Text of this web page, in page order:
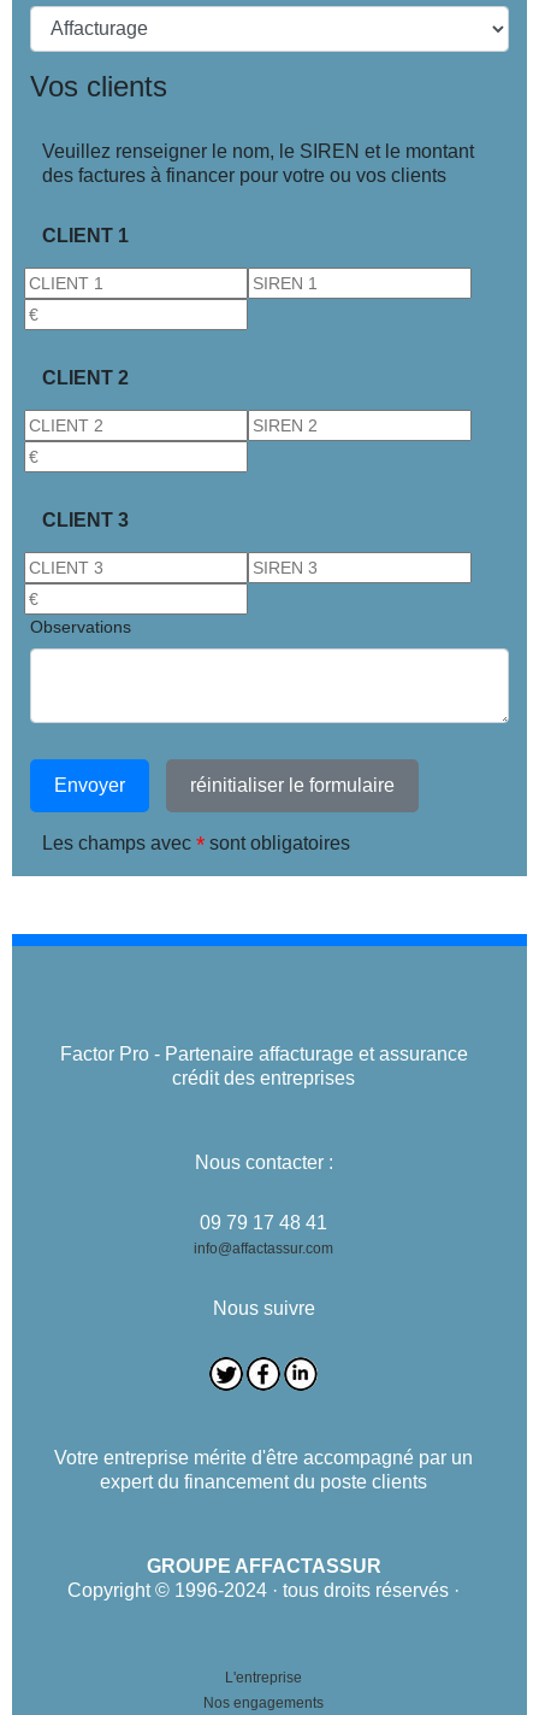
Vos clients
Veuillez renseigner le nom, le SIREN et le montant
des factures à financer pour votre ou vos clients
CLIENT 1
CLIENT 2
CLIENT 3
Observations
Envoyer réinitialiser le formulaire
Les champs avec * sont obligatoires
Factor Pro - Partenaire affacturage et assurance
crédit des entreprises
Nous contacter :
09 79 17 48 41
info@affactassur.com
Nous suivre
Votre entreprise mérite d'être accompagné par un
expert du financement du poste clients
GROUPE AFFACTASSUR
Copyright © 1996-2024 · tous droits réservés ·
L'entreprise
Nos engagements